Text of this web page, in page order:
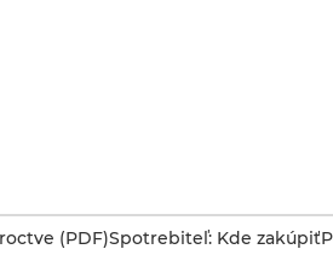
(PDF)Spotrebiteľ: Kde zakúpiť